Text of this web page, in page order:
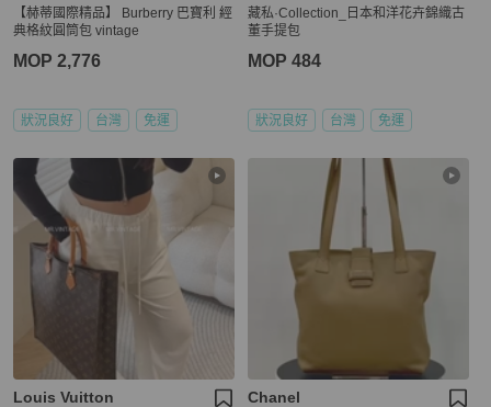
【赫蒂國際精品】 Burberry 巴寶利 經
典格紋圓筒包 vintage
MOP 2,776
狀況良好 台灣 免運
藏私·Collection_日本和洋花卉錦織古
董手提包
MOP 484
狀況良好 台灣 免運
Louis Vuitton Chanel